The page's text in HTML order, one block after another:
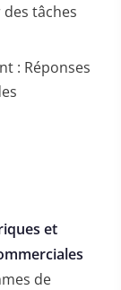
tâches
: Réponses
et
de